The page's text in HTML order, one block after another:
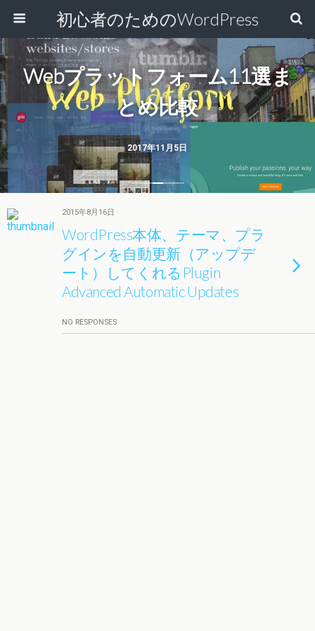
初心者のためのWordPress
2017年11月5日
Webプラットフォーム11選ま
とめ比較
2015年8月16日
WordPress本体、テーマ、プラ
グインを自動更新（アップデ
ート）してくれるPlugin
Advanced Automatic Updates
NO RESPONSES